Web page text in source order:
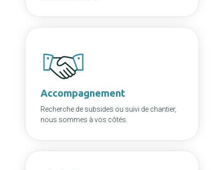
Accompagnement
Recherche de subsides ou suivi de chantier,
nous sommes à vos côtés.